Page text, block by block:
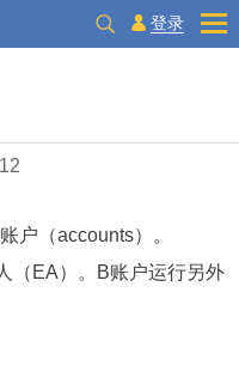
登录
户（accounts）。
（EA）。B账户运行另外